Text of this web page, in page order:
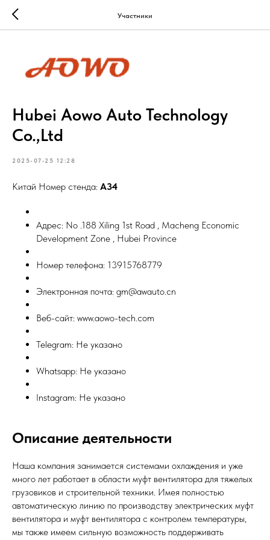
Участники
Hubei Aowo Auto Technology
Co.,Ltd
2025-07-25 12:28
Китай Номер стенда: A34
Адрес: No .188 Xiling 1st Road , Macheng Economic
Development Zone , Hubei Province
Номер телефона: 13915768779
Электронная почта: gm@awauto.cn
Веб-сайт: www.aowo-tech.com
Telegram: Не указано
Whatsapp: Не указано
Instagram: Не указано
Описание деятельности
Наша компания занимается системами охлаждения и уже
много лет работает в области муфт вентилятора для тяжелых
грузовиков и строительной техники. Имея полностью
автоматическую линию по производству электрических муфт
вентилятора и муфт вентилятора с контролем температуры,
мы также имеем сильную возможность поддерживать